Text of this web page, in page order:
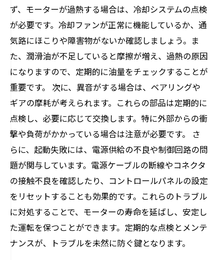
ず、モーターが過熱する場合は、冷却システムの点検
が必要です。冷却ファンが正常に機能しているか、通
気路にほこりや障害物がないか確認しましょう。ま
た、潤滑油が不足していると摩擦が増え、過熱の原因
になりますので、定期的に油量をチェックすることが
重要です。 次に、異音がする場合は、ベアリングや
ギアの摩耗が考えられます。これらの部品は定期的に
点検し、必要に応じて交換します。特に外部からの衝
撃や負荷がかかっている場合は注意が必要です。 さ
らに、起動失敗には、電源供給の不良や制御回路の問
題が関与しています。電源ケーブルの断線やコネクタ
の接触不良を確認したり、コントロールパネルの設定
をリセットすることも効果的です。これらのトラブル
に対処することで、モーターの寿命を延ばし、安定し
た運転を保つことができます。定期的な点検とメンテ
ナンスが、トラブルを未然に防ぐ鍵となります。